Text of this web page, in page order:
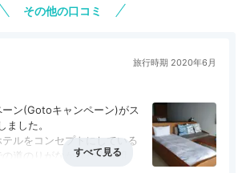
のおすすめ
、ヤギのハイジとペーターはプール裏に
ーは地区の長（ヤギの長）の息子で、と
人懐っこいです。
は清潔感があり(バスの中に前泊の方のゴミが
ムには欠かせないものでした。4人がゆっ
ーは程よい硬さで座りやすかったです。 .
で、オリオンビールが6缶ついていたのは
かくならセットで付属するおつまみも沖縄
かったです。 .
に、ホテルのバーにお邪魔しました。客は
ーテンダーさんのおかげで、ゆっくりお話を
クテルを頂きました。宮古島産のものにこだ
その他の口コミ
旅行時期 2020年6月
ン(Gotoキャンペーン)がス
ました。
ルをコンセプトにしている
道のりがなかなか入り組ん